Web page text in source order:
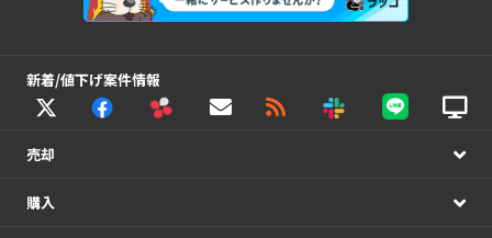
新着/値下げ案件情報
売却
購入